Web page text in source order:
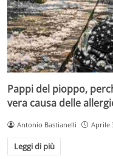
Pappi del pioppo,
vera causa delle
Antonio Bastianelli Aprile
Leggi di più